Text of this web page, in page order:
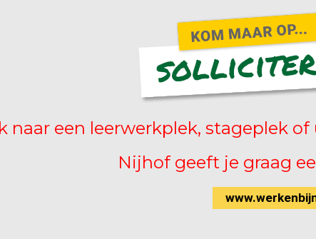
naar een leerwerkplek, stageplek
Nijhof geeft je graag